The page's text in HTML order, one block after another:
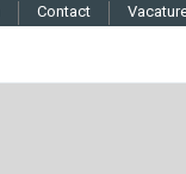
Contact